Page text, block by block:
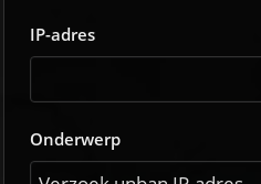
IP-adres
Onderwerp